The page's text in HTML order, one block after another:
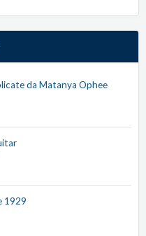
da Matanya Ophee
1929